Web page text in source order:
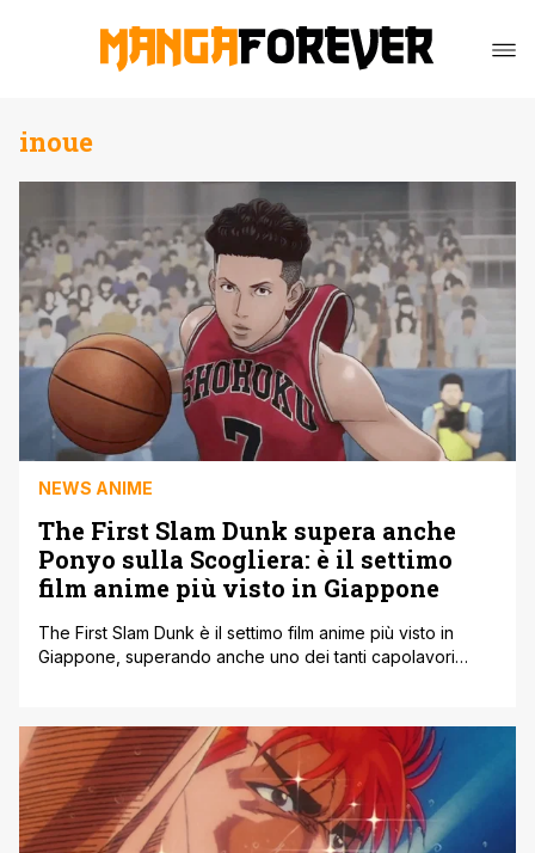
inoue
NEWS ANIME
The First Slam Dunk supera anche
Ponyo sulla Scogliera: è il settimo
film anime più visto in Giappone
The First Slam Dunk è il settimo film anime più visto in
Giappone, superando anche uno dei tanti capolavori
celebre studio di animazione nipponica. Nel momento in
cui scriviamo, così come leggiamo su ANN il film ha [']